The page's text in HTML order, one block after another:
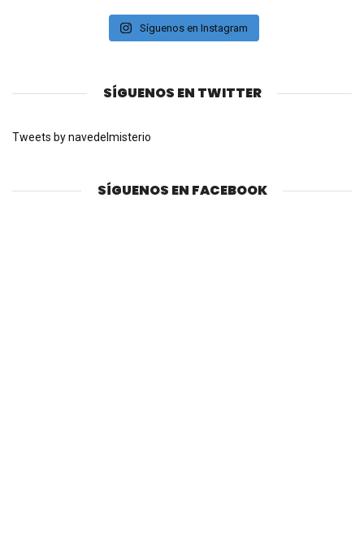
Síguenos en Instagram
SÍGUENOS EN TWITTER
Tweets by navedelmisterio
SÍGUENOS EN FACEBOOK